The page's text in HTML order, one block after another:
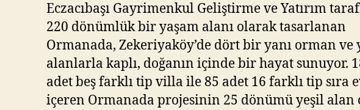
Eczacıbaşı Gayrimenkul Geliştirme ve Yatırım
220 dönümlük bir yaşam alanı olarak tasarlanan
Ormanada, Zekeriyaköy’de dört bir yanı orman ve
alanlarla kaplı, doğanın içinde bir hayat sunuyor.
adet beş farklı tip villa ile 85 adet 16 farklı tip sıra
içeren Ormanada projesinin 25 dönümü yeşil alan